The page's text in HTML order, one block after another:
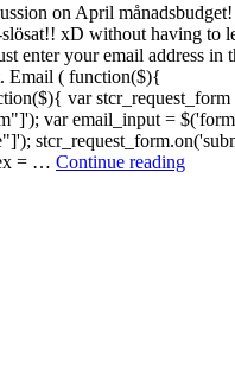
on April
xD without having to
enter your email address in
Email ( function($){
var stcr_request_form
var email_input =
= … Continue readingManage